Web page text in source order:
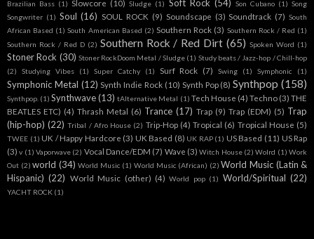
Brazilian Bass (1) Slowcore (10) Sludge (1) Soft Rock (54) Son Cubano (1) Song
Songwriter (1) Soul (16) SOUL ROCK (9) Soundscape (3) Soundtrack (7) South
African Based (1) South American Based (2) Southern Rock (3) Southern Rock / Red (1)
Southern Rock / Red D (2) Southern Rock / Red Dirt (65) Spoken Word (1)
Stoner Rock (30) Stoner RockDoom Metal / Sludge (1) Study beats / Jazz-hop / Chill-hop
(2)
Studying Vibes (1) Super Catchy (1) Surf Rock (7) Swing (1) Symphonic (1)
Symphonic Metal (12) Synth Indie Rock (10) Synth Pop (8) Synthpop (158)
Synthpop. (1) Synthwave (13) tAlternative Metal (1) Tech House (4) Techno (3) THE
BEATLES ETC) (4) Thrash Metal (6) Trance (17) Trap (9) Trap (EDM) (5) Trap
(hip-hop) (22) Tribal / Afro House (2) Trip-Hop (4) Tropical (6) Tropical House (5)
TWEE (1) UK / Happy Hardcore (3) UK Based (8) UK RAP (1) US Based (11) US Rap
(3) v (1) Vaporwave (2) Vocal Dance/EDM (7) Wave (3) Witch House (2) Wolrd (1) Work
Out (2) world (34) World Music (1) World Music (African) (2) World Music (Latin &
Hispanic) (22) World Music (other) (4) World pop (1) World/Spiritual (22)
YACHT ROCK (1)